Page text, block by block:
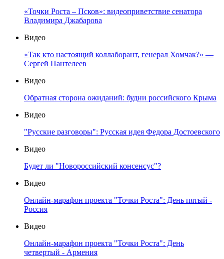
«Точки Роста – Псков»: видеоприветствие сенатора
Владимира Джабарова
Видео
«Так кто настоящий коллаборант, генерал Хомчак?» —
Сергей Пантелеев
Видео
Обратная сторона ожиданий: будни российского Крыма
Видео
"Русские разговоры": Русская идея Федора Достоевского
Видео
Будет ли "Новороссийский консенсус"?
Видео
Онлайн-марафон проекта "Точки Роста": День пятый -
Россия
Видео
Онлайн-марафон проекта "Точки Роста": День
четвертый - Армения